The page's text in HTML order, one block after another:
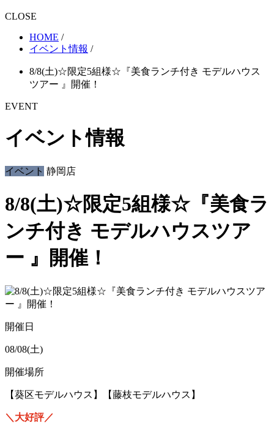
CLOSE
HOME /
イベント情報 /
8/8(土)☆限定5組様☆『美食ランチ付き モデルハウス
ツアー 』開催！
EVENT
イベント情報
イベント 静岡店
8/8(土)☆限定5組様☆『美食ラ
ンチ付き モデルハウスツア
ー 』開催！
開催日
08/08(土)
開催場所
【葵区モデルハウス】【藤枝モデルハウス】
＼大好評／